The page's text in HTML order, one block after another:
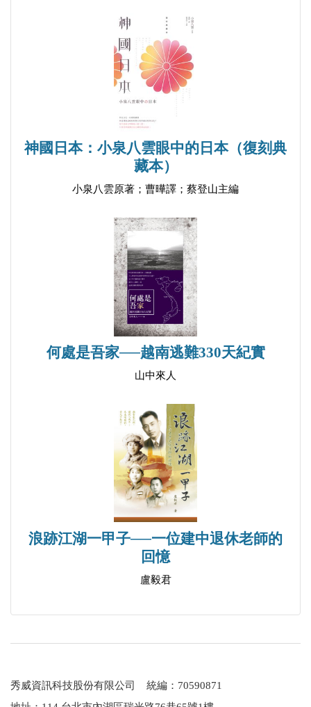
附表八 日本棒球大事年表（1872-1949）
神國日本：小泉八雲眼中的日本（復刻典
藏本）
小泉八雲原著；曹曄譯；蔡登山主編
何處是吾家──越南逃難330天紀實
山中來人
浪跡江湖一甲子──一位建中退休老師的
回憶
盧毅君
秀威資訊科技股份有限公司 統編：70590871